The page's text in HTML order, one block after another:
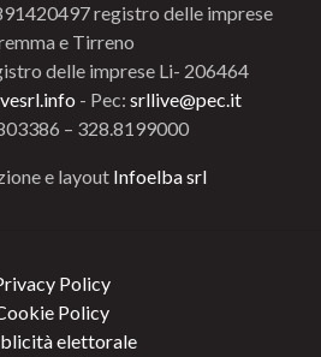
registro delle imprese
e Tirreno
delle imprese Li- 206464
- Pec: srllive@pec.it
– 328.8199000
e layout Infoelba srl
Policy
Policy
elettorale